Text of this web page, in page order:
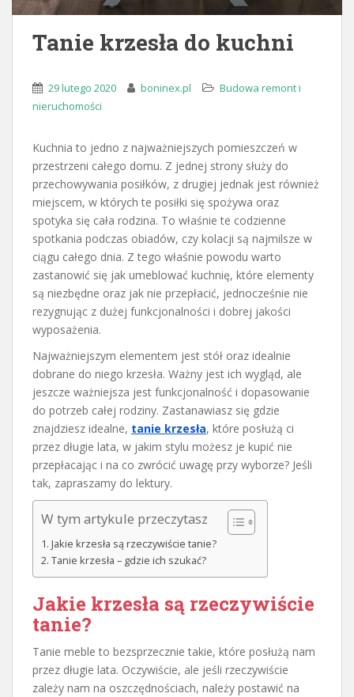
Tanie krzesła do kuchni
29 lutego 2020 boninex.pl
Budowa remont i
nieruchomości
Kuchnia to jedno z najważniejszych pomieszczeń w
przestrzeni całego domu. Z jednej strony służy do
przechowywania posiłków, z drugiej jednak jest również
miejscem, w których te posiłki się spożywa oraz
spotyka się cała rodzina. To właśnie te codzienne
spotkania podczas obiadów, czy kolacji są najmilsze w
ciągu całego dnia. Z tego właśnie powodu warto
zastanowić się jak umeblować kuchnię, które elementy
są niezbędne oraz jak nie przepłacić, jednocześnie nie
rezygnując z dużej funkcjonalności i dobrej jakości
wyposażenia.
Najważniejszym elementem jest stół oraz idealnie
dobrane do niego krzesła. Ważny jest ich wygląd, ale
jeszcze ważniejsza jest funkcjonalność i dopasowanie
do potrzeb całej rodziny. Zastanawiasz się gdzie
znajdziesz idealne, tanie krzesła, które posłużą ci
przez długie lata, w jakim stylu możesz je kupić nie
przepłacając i na co zwrócić uwagę przy wyborze? Jeśli
tak, zapraszamy do lektury.
W tym artykule przeczytasz
Jakie krzesła są rzeczywiście tanie?
Tanie krzesła – gdzie ich szukać?
Jakie krzesła są rzeczywiście
tanie?
Tanie meble to bezsprzecznie takie, które posłużą nam
przez długie lata. Oczywiście, ale jeśli rzeczywiście
zależy nam na oszczędnościach, należy postawić na